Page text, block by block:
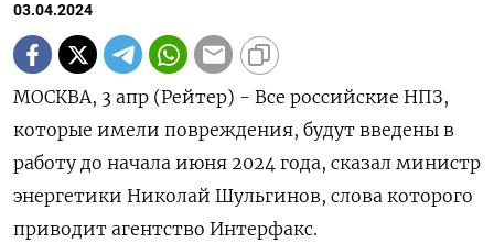
03.04.2024
МОСКВА, 3 апр (Рейтер) - Все российские НПЗ,
которые имели повреждения, будут введены в
работу до начала июня 2024 года, сказал министр
энергетики Николай Шульгинов, слова которого
приводит агентство Интерфакс.